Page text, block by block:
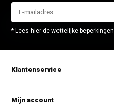
* Lees hier de wettelijke beperkingen
Klantenservice
Mijn account